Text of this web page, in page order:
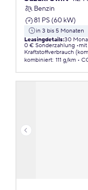
Benzin
81 PS (60 kW)
in 3 bis 5 Monaten
Leasingdetails:30
0 € Sonderzahlung
Kraftstoffverbrauch
kombiniert: 111 g/km